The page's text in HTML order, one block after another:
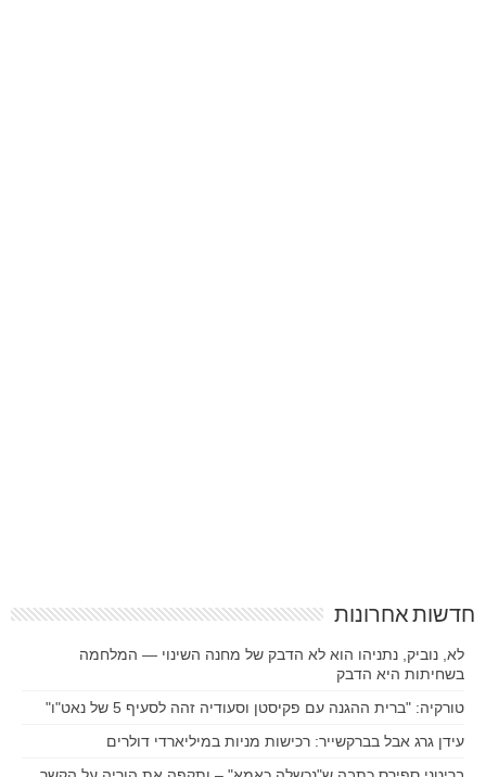
חדשות אחרונות
לא, נוביק, נתניהו הוא לא הדבק של מחנה השינוי — המלחמה
בשחיתות היא הדבק
טורקיה: "ברית ההגנה עם פקיסטן וסעודיה זהה לסעיף 5 של נאט"ו"
עידן גרג אבל בברקשייר: רכישות מניות במיליארדי דולרים